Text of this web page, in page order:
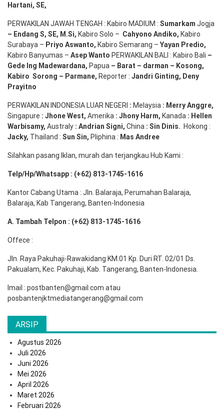
Hartani, SE,
PERWAKILAN JAWAH TENGAH : Kabiro MADIUM : Sumarkam Jogja
– Endang S, SE, M.Si, Kabiro Solo – Cahyono Andiko, Kabiro
Surabaya – Priyo Aswanto, Kabiro Semarang – Yayan Predio,
Kabiro Banyumas – AsepWanto PERWAKILAN BALI : Kabiro Bali –
Gede Ing Madewardana, Papua – Barat – darman – Kosong,
Kabiro Sorong – Parmane, Reporter : Jandri Ginting, Deny
Prayitno
PERWAKILAN INDONESIA LUAR NEGERI : Melaysia : MerryAnggre,
Singapure : JhoneWest, Amerika : Jhony Harm, Kanada : Hellen
Warbisamy, Australy : Andrian Signi, China : Sin Dinis. Hokong :
Jacky, Thailand : Sun Sin, Pliphina : Mas Andree
Silahkan pasang Iklan, murah dan terjangkau Hub Kami :
Telp/Hp/Whatsapp : (+62) 813-1745-1616
Kantor Cabang Utama : Jln. Balaraja, Perumahan Balaraja,
Balaraja, Kab Tangerang, Banten-Indonesia
A. Tambah Telpon : (+62) 813-1745-1616
Offece :
Jln. Raya Pakuhaji-Rawakidang KM.01 Kp. Duri RT. 02/01 Ds.
Pakualam, Kec. Pakuhaji, Kab. Tangerang, Banten-Indonesia.
Imail : postbanten@gmail.com atau
posbantenjktmediatangerang@gmail.com
ARSIP
Agustus 2026
Juli 2026
Juni 2026
Mei 2026
April 2026
Maret 2026
Februari 2026